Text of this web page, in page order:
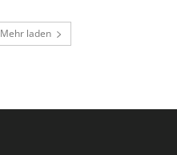
Mehr laden